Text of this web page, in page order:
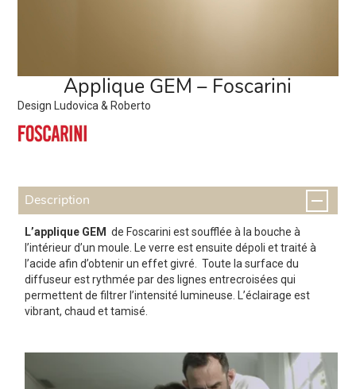
Applique GEM – Foscarini
Design Ludovica & Roberto
Description
L’applique GEM de Foscarini est soufflée à la bouche à
l’intérieur d’un moule. Le verre est ensuite dépoli et traité à
l’acide afin d’obtenir un effet givré. Toute la surface du
diffuseur est rythmée par des lignes entrecroisées qui
permettent de filtrer l’intensité lumineuse. L’éclairage est
vibrant, chaud et tamisé.